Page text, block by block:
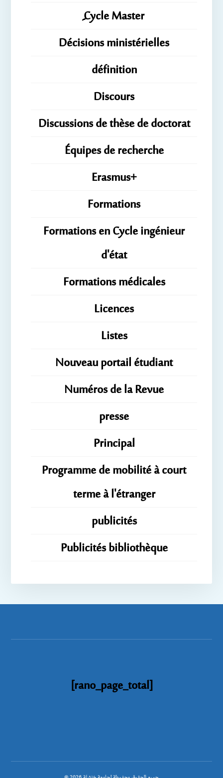
ِِِCycle Master
Décisions ministérielles
définition
Discours
Discussions de thèse de doctorat
Équipes de recherche
Erasmus+
Formations
Formations en Cycle ingénieur
d'état
Formations médicales
Licences
Listes
Nouveau portail étudiant
Numéros de la Revue
presse
Principal
Programme de mobilité à court
terme à l'étranger
publicités
Publicités bibliothèque
[rano_page_total]